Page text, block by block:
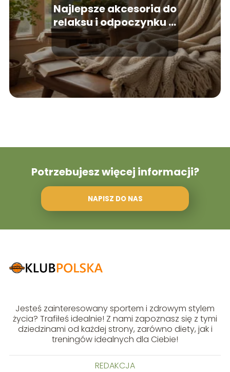
Najlepsze akcesoria do
relaksu i odpoczynku w
domu
Potrzebujesz więcej informacji?
NAPISZ DO NAS
Jesteś zainteresowany sportem i zdrowym stylem
życia? Trafiłeś idealnie! Z nami zapoznasz się z tymi
dziedzinami od każdej strony, zarówno diety, jak i
treningów idealnych dla Ciebie!
REDAKCJA